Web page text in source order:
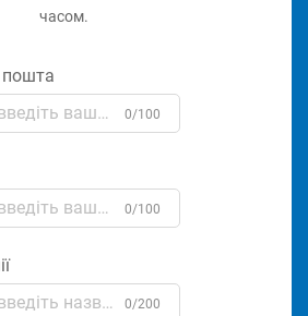
часом.
пошта
0/100
0/100
0/200